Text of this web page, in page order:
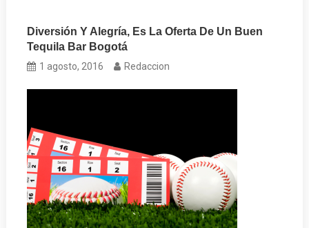
Diversión Y Alegría, Es La Oferta De Un Buen
Tequila Bar Bogotá
1 agosto, 2016 Redaccion